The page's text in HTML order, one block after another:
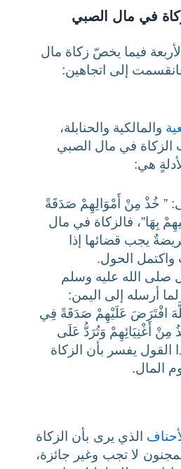
في مال الصبي
فيما يخصّ زكاة مال
إلى اتجاهين:
والمالكية والحنابلة،
الزكاة في مال الصبي
هي:
” خُذْ مِنْ أَمْوَالِهِمْ صَدَقَةً
بِهَا”، فالزكاة في مال
يجب قضائها إذا
واكتمل الحول.
صلى الله عليه وسلم
أرسله إلى اليمن:
افْتَرَضَ عَلَيْهِمْ صَدَقَةً فِي
مِنْ أَغْنِيَائِهِمْ وَتُرَدُّ عَلَى
القول يفسر بأن الزكاة
المال.
الذي يرى بأن الزكاة
لا تجب وغير جائزة،